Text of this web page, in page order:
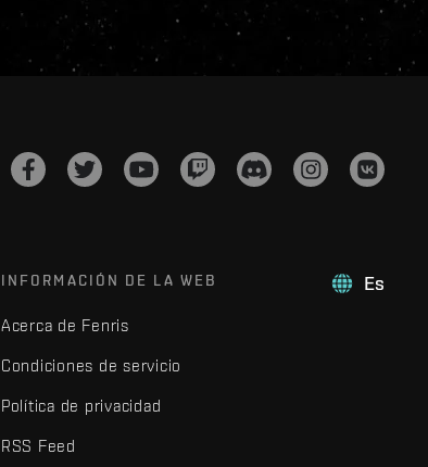
Es
INFORMACIÓN DE LA WEB
Acerca de Fenris
Condiciones de servicio
Política de privacidad
RSS Feed